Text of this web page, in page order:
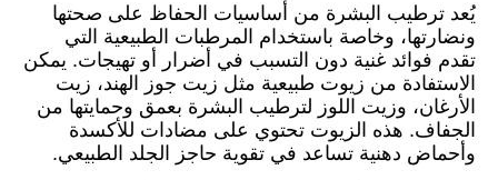
يُعد ترطيب البشرة من أساسيات الحفاظ على صحتها
ونضارتها، وخاصة باستخدام المرطبات الطبيعية التي
تقدم فوائد غنية دون التسبب في أضرار أو تهيجات. يمكن
الاستفادة من زيوت طبيعية مثل زيت جوز الهند، زيت
الأرغان، وزيت اللوز لترطيب البشرة بعمق وحمايتها من
الجفاف. هذه الزيوت تحتوي على مضادات للأكسدة
وأحماض دهنية تساعد في تقوية حاجز الجلد الطبيعي.